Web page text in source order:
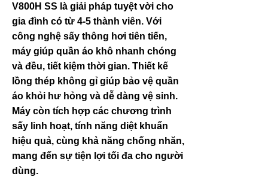
V800H SS là giải pháp tuyệt vời cho
gia đình có từ 4-5 thành viên. Với
công nghệ sấy thông hơi tiên tiến,
máy giúp quần áo khô nhanh chóng
và đều, tiết kiệm thời gian. Thiết kế
lồng thép không gỉ giúp bảo vệ quần
áo khỏi hư hỏng và dễ dàng vệ sinh.
Máy còn tích hợp các chương trình
sấy linh hoạt, tính năng diệt khuẩn
hiệu quả, cùng khả năng chống nhăn,
mang đến sự tiện lợi tối đa cho người
dùng.